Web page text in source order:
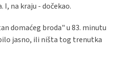
na kraju - dočekao.
domaćeg broda" u 83. minutu
jasno, ili ništa tog trenutka